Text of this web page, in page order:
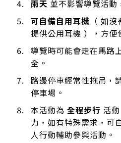
雨天 並不影響導覽活動
可自備自用耳機 （ 如
提供公用耳機 ），方便
導覽時可能會走在馬路
全。
路邊停車經常性拖吊，
停車場。
本活動為 全程步行 活
力，如有特殊需求，可
人行動輔助參與活動。